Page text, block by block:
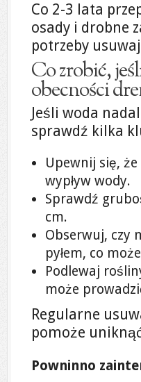
Co 2-3 lata
osady i drobne
potrzeby
Co zrobić,
obecności
Jeśli woda
sprawdź kilka
Upewnij się,
wypływ wody.
Sprawdź
cm.
Obserwuj, czy
pyłem, co
Podlewaj
może
Regularne
pomoże
Powninno